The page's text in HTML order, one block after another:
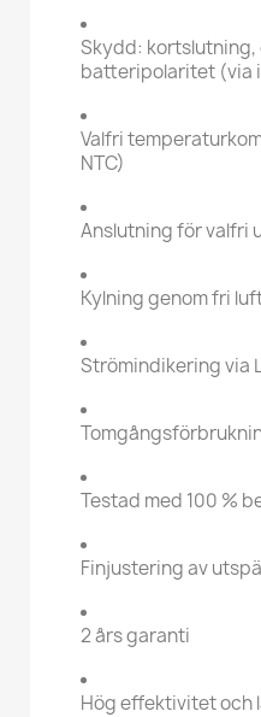
Skydd:
batteripolaritet (via
Valfri
NTC)
Anslutning för valfri
Kylning genom fri
Strömindikering via
Testad med 100 %
Finjustering av
2 års garanti
Hög effektivitet och